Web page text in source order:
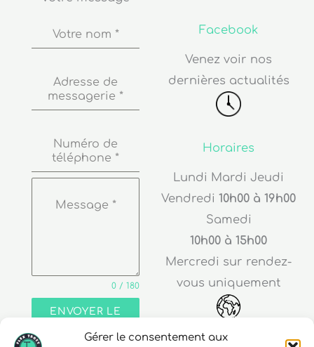
Gérer le consentement aux
Votre nom *
Adresse de
messagerie *
Numéro de
téléphone *
Message *
0 / 180
ENVOYER LE
Facebook
Venez voir nos
dernières actualités
Horaires
Lundi Mardi Jeudi
Vendredi 10h00 à 19h00
Samedi
10h00 à 15h00
Mercredi sur rendez-
vous uniquement